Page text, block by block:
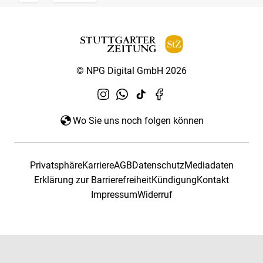
© NPG Digital GmbH 2026
Wo Sie uns noch folgen können
PrivatsphäreKarriereAGBDatenschutzMediadaten
Erklärung zur BarrierefreiheitKündigungKontakt
ImpressumWiderruf